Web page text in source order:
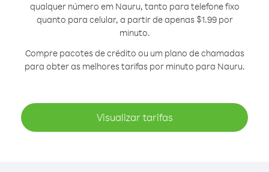
qualquer número em Nauru, tanto para telefone fixo
quanto para celular, a partir de apenas $1.99 por
minuto.
Compre pacotes de crédito ou um plano de chamadas
para obter as melhores tarifas por minuto para Nauru.
Visualizar tarifas